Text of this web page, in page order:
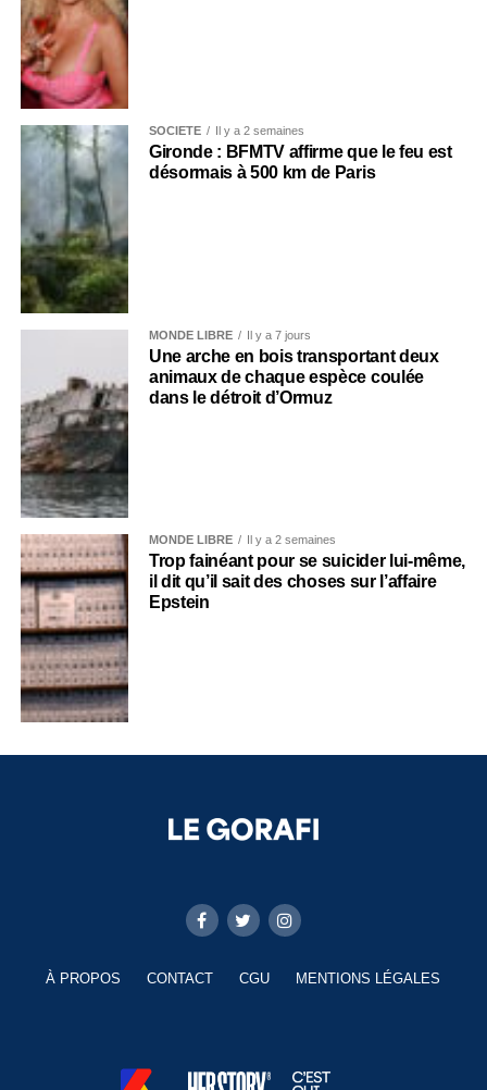
SOCIÉTÉ Il y a 2 semaines
Gironde : BFMTV affirme que le feu est
désormais à 500 km de Paris
MONDE LIBRE Il y a 7 jours
Une arche en bois transportant deux
animaux de chaque espèce coulée
dans le détroit d’Ormuz
MONDE LIBRE Il y a 2 semaines
Trop fainéant pour se suicider lui-même,
il dit qu’il sait des choses sur l’affaire
Epstein
À PROPOS CONTACT CGU MENTIONS LÉGALES